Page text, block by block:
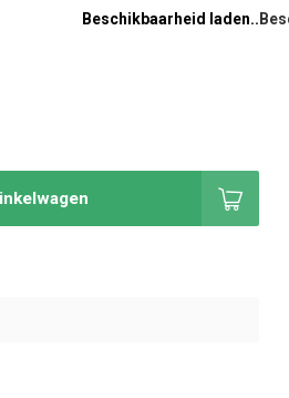
Beschikbaarheid laden..